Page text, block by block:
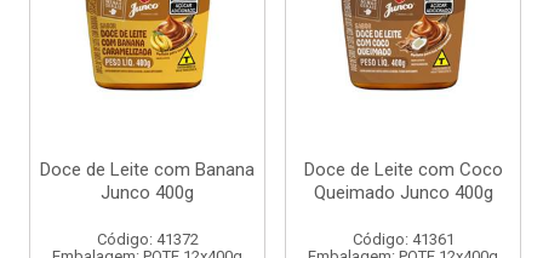
Doce de Leite com Banana
Junco 400g
Código: 41372
Doce de Leite com Coco
Queimado Junco 400g
Código: 41361